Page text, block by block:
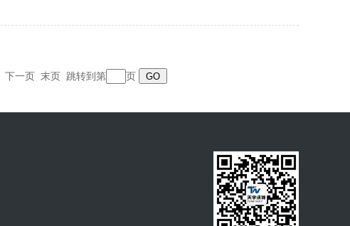
下一页 末页跳转到第 页